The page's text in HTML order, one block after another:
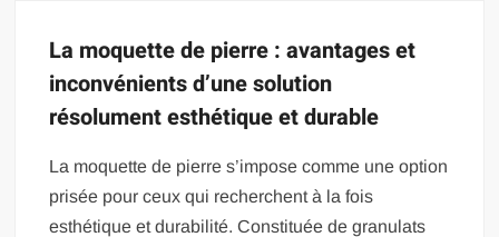
La moquette de pierre : avantages et
inconvénients d’une solution
résolument esthétique et durable
La moquette de pierre s’impose comme une option
prisée pour ceux qui recherchent à la fois
esthétique et durabilité. Constituée de granulats